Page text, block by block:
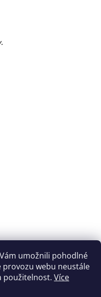
umožnili pohodlné
provozu webu neustále
použitelnost. Více